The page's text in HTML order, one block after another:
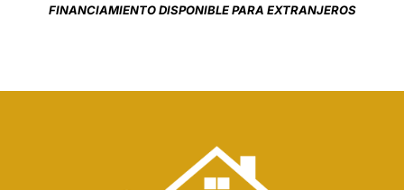
FINANCIAMIENTO DISPONIBLE PARA EXTRANJEROS